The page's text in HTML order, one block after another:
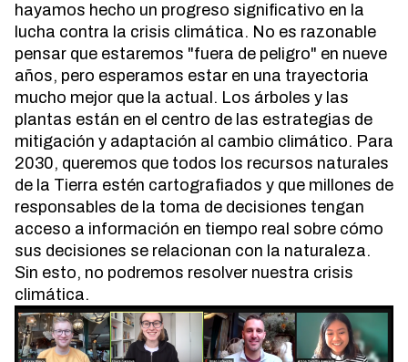
hayamos hecho un progreso significativo en la
lucha contra la crisis climática. No es razonable
pensar que estaremos "fuera de peligro" en nueve
años, pero esperamos estar en una trayectoria
mucho mejor que la actual. Los árboles y las
plantas están en el centro de las estrategias de
mitigación y adaptación al cambio climático. Para
2030, queremos que todos los recursos naturales
de la Tierra estén cartografiados y que millones de
responsables de la toma de decisiones tengan
acceso a información en tiempo real sobre cómo
sus decisiones se relacionan con la naturaleza.
Sin esto, no podremos resolver nuestra crisis
climática.